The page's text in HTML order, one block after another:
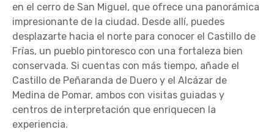
en el cerro de San Miguel, que ofrece una panorámica
impresionante de la ciudad. Desde allí, puedes
desplazarte hacia el norte para conocer el Castillo de
Frías, un pueblo pintoresco con una fortaleza bien
conservada. Si cuentas con más tiempo, añade el
Castillo de Peñaranda de Duero y el Alcázar de
Medina de Pomar, ambos con visitas guiadas y
centros de interpretación que enriquecen la
experiencia.